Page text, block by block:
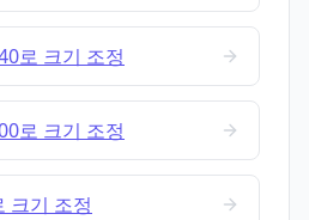
로 크기 조정
로 크기 조정
크기 조정